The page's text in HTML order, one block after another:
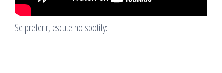
Se preferir, escute no spotify: